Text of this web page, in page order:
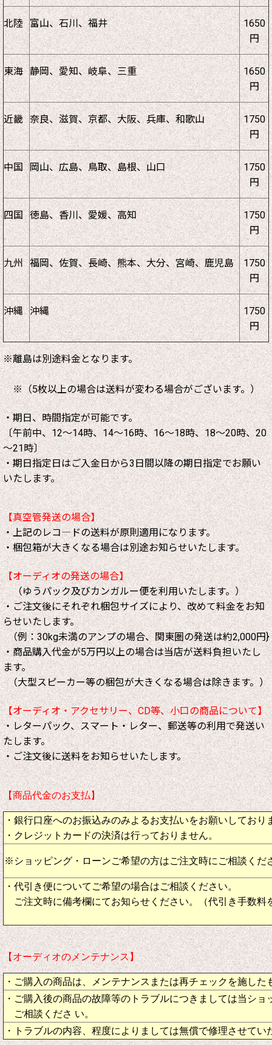
北陸 富山、石川、福井
1650
円
東海 静岡、愛知、岐阜、三重
1650
円
近畿 奈良、滋賀、京都、大阪、兵庫、和歌山
1750
円
中国 岡山、広島、鳥取、島根、山口
1750
円
四国 徳島、香川、愛媛、高知
1750
円
九州 福岡、佐賀、長崎、熊本、大分、宮崎、鹿児島
1750
円
沖縄 沖縄
1750
円
※離島は別途料金となります。
※（5枚以上の場合は送料が変わる場合がございます。）
・期日、時間指定が可能です。
〔午前中、12～14時、14～16時、16～18時、18～20時、20
～21時〕
・期日指定日はご入金日から3日間以降の期日指定でお願い
いたします。
【真空管発送の場合】
・上記のレコ―ドの送料が原則適用になります。
・梱包箱が大きくなる場合は別途お知らせいたします。
【オーディオの発送の場合】
（ゆうパック及びカンガルー便を利用いたします。）
・ご注文後にそれぞれ梱包サイズにより、改めて料金をお知
らせいたします。
（例：30kg未満のアンプの場合、関東圏の発送は約2,000円}
・商品購入代金が5万円以上の場合は当店が送料負担いたし
ます。
（大型スピーカー等の梱包が大きくなる場合は除きます。）
【オーディオ・アクセサリー、CD等、小口の商品について】
・レターパック、スマート・レター、郵送等の利用で発送い
たします。
・ご注文後に送料をお知らせいたします。
【商品代金のお支払】
・銀行口座へのお振込みのみよるお支払いをお願いしており
・クレジットカードの決済は行っておりません。
※ショッピング・ローンご希望の方はご注文時にご相談くだ
・代引き便についてご希望の場合はご相談ください。
ご注文時に備考欄にてお知らせください。（代引き手数料
【オーディオのメンテナンス】
・ご購入の商品は、メンテナンスまたは再チェックを施し
・ご購入後の商品の故障等のトラブルにつきましては当ショ
ご相談くださ い。
・トラブルの内容、程度によりましては無償で修理させてい